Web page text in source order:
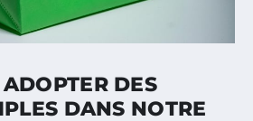
DES
DANS NOTRE